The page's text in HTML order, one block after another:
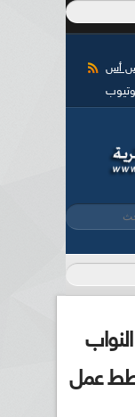
أس
البحث
عمل